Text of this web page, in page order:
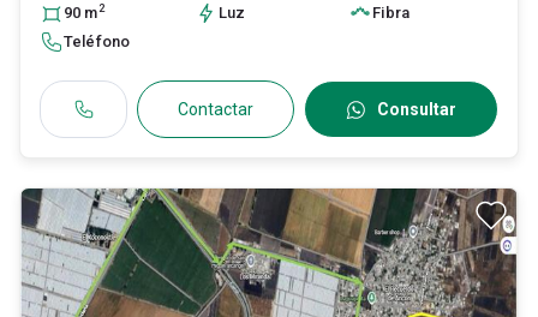
Guanajuato
, C.P. 36700 30600757
90 m2 Luz
Fibra
Teléfono
Contactar Consultar